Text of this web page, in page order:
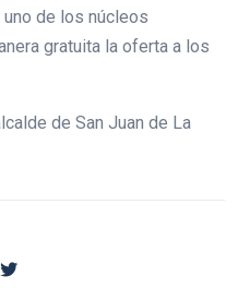
de los núcleos
gratuita la oferta a los
de San Juan de La